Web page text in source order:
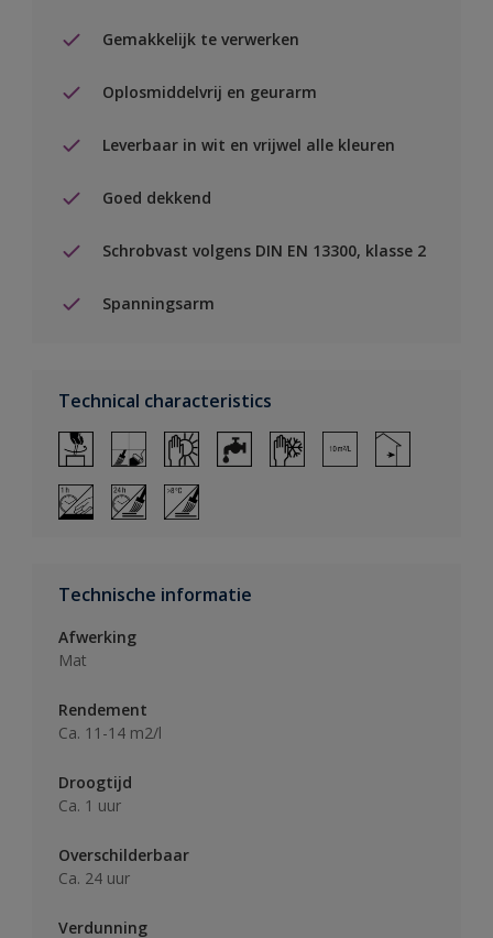
Gemakkelijk te verwerken
Oplosmiddelvrij en geurarm
Leverbaar in wit en vrijwel alle kleuren
Goed dekkend
Schrobvast volgens DIN EN 13300, klasse 2
Spanningsarm
Technical characteristics
Technische informatie
Afwerking
Mat
Rendement
Ca. 11-14 m2/l
Droogtijd
Ca. 1 uur
Overschilderbaar
Ca. 24 uur
Verdunning